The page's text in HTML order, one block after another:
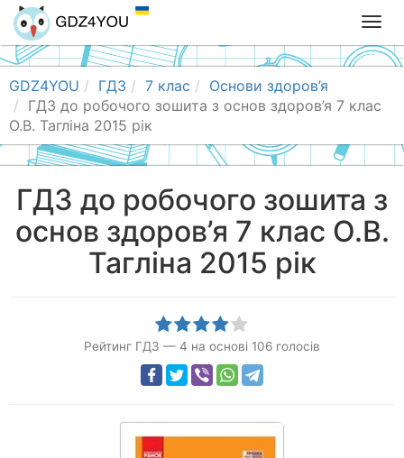
T
o
g
l
n
a
g
a
GDZ4YOU ГДЗ 7 клас
Основи здоров’я
ГДЗ до робочого зошита з основ здоров’я 7 клас
О.В. Тагліна 2015 рік
ГДЗ до робочого зошита з
основ здоров’я 7 клас О.В.
Тагліна 2015 рік
Рейтинг ГДЗ — 4 на основі 106 голосів